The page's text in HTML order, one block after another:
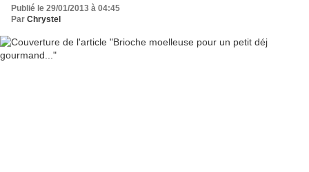
Publié le 29/01/2013 à 04:45
Par Chrystel